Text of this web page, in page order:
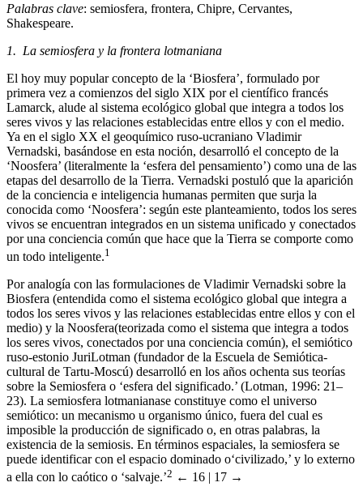
Palabras clave: semiosfera, frontera, Chipre, Cervantes,
Shakespeare.
1. La semiosfera y la frontera lotmaniana
El hoy muy popular concepto de la ‘Biosfera’, formulado por
primera vez a comienzos del siglo XIX por el científico francés
Lamarck, alude al sistema ecológico global que integra a todos los
seres vivos y las relaciones establecidas entre ellos y con el medio.
Ya en el siglo XX el geoquímico ruso-ucraniano Vladimir
Vernadski, basándose en esta noción, desarrolló el concepto de la
‘Noosfera’ (literalmente la ‘esfera del pensamiento’) como una de las
etapas del desarrollo de la Tierra. Vernadski postuló que la aparición
de la conciencia e inteligencia humanas permiten que surja la
conocida como ‘Noosfera’: según este planteamiento, todos los seres
vivos se encuentran integrados en un sistema unificado y conectados
por una conciencia común que hace que la Tierra se comporte como
un todo inteligente.1
Por analogía con las formulaciones de Vladimir Vernadski sobre la
Biosfera (entendida como el sistema ecológico global que integra a
todos los seres vivos y las relaciones establecidas entre ellos y con el
medio) y la Noosfera(teorizada como el sistema que integra a todos
los seres vivos, conectados por una conciencia común), el semiótico
ruso-estonio JuriLotman (fundador de la Escuela de Semiótica-
cultural de Tartu-Moscú) desarrolló en los años ochenta sus teorías
sobre la Semiosfera o ‘esfera del significado.’ (Lotman, 1996: 21–
23). La semiosfera lotmanianase constituye como el universo
semiótico: un mecanismo u organismo único, fuera del cual es
imposible la producción de significado o, en otras palabras, la
existencia de la semiosis. En términos espaciales, la semiosfera se
puede identificar con el espacio dominado o‘civilizado,’ y lo externo
a ella con lo caótico o ‘salvaje.’2 ← 16 | 17 →